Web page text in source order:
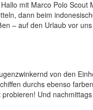
mit Marco Polo Scout
dann beim
– auf den Urlaub vor
von den
durchs ebenso
Und